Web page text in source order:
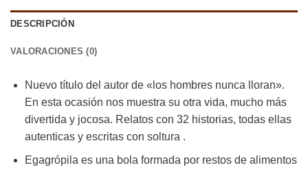
DESCRIPCIÓN
VALORACIONES (0)
Nuevo título del autor de «los hombres nunca lloran».
En esta ocasión nos muestra su otra vida, mucho más
divertida y jocosa. Relatos con 32 historias, todas ellas
autenticas y escritas con soltura .
Egagrópila es una bola formada por restos de alimentos